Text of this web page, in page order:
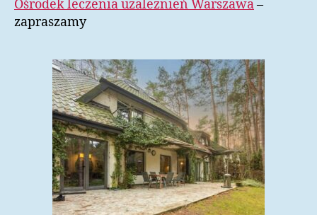
Ośrodek leczenia uzależnień Warszawa–
zapraszamy